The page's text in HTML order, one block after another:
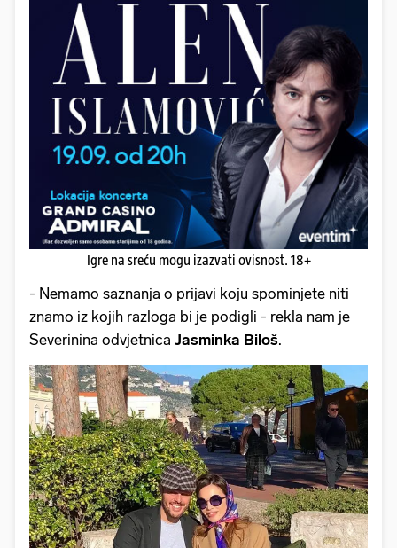
Igre na sreću mogu izazvati ovisnost. 18+
- Nemamo saznanja o prijavi koju spominjete niti
znamo iz kojih razloga bi je podigli - rekla nam je
Severinina odvjetnica Jasminka Biloš.